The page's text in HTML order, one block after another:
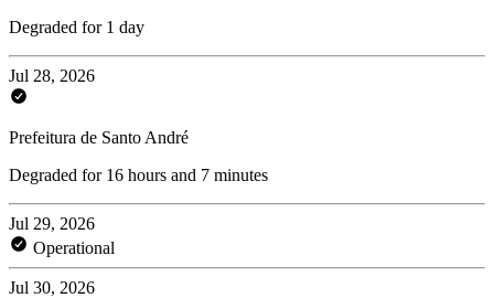
Degraded for 1 day
Jul 28, 2026
Prefeitura de Santo André
Degraded for 16 hours and 7 minutes
Jul 29, 2026
Operational
Jul 30, 2026